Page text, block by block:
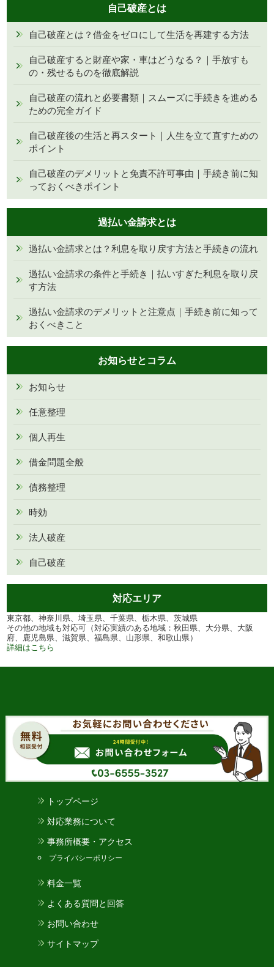
自己破産とは
自己破産とは？借金をゼロにして生活を再建する方法
自己破産すると財産や家・車はどうなる？｜手放すも
の・残せるものを徹底解説
自己破産の流れと必要書類｜スムーズに手続きを進める
ための完全ガイド
自己破産後の生活と再スタート｜人生を立て直すための
ポイント
自己破産のデメリットと免責不許可事由｜手続き前に知
っておくべきポイント
過払い金請求とは
過払い金請求とは？利息を取り戻す方法と手続きの流れ
過払い金請求の条件と手続き｜払いすぎた利息を取り戻
す方法
過払い金請求のデメリットと注意点｜手続き前に知って
おくべきこと
お知らせとコラム
お知らせ
任意整理
個人再生
借金問題全般
債務整理
時効
法人破産
自己破産
対応エリア
東京都、神奈川県、埼玉県、千葉県、栃木県、茨城県
その他の地域も対応可（対応実績のある地域：秋田県、大分県、大阪
府、鹿児島県、滋賀県、福島県、山形県、和歌山県）
詳細はこちら
トップページ
対応業務について
事務所概要・アクセス
プライバシーポリシー
料金一覧
よくある質問と回答
お問い合わせ
サイトマップ